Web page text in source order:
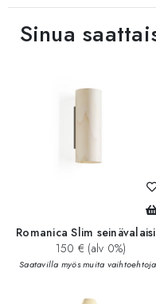
Sinua
Romanica Slim
150 € (alv 0%)
Saatavilla myös muita